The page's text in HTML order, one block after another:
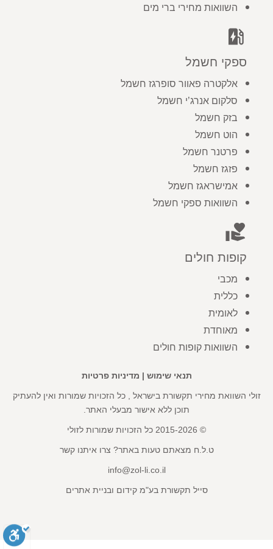
השוואות מחירי ברי מים
ev_station
ספקי חשמל
אלקטרה פאוור סופרגז חשמל
סלקום אנרג’י חשמל
בזק חשמל
הוט חשמל
פרטנר חשמל
פזגז חשמל
אמישראגז חשמל
השוואות ספקי חשמל
volunteer_activism
קופות חולים
מכבי
כללית
לאומית
מאוחדת
השוואות קופות חולים
תנאי שימוש | מדיניות פרטיות
זולי השוואת מחירי תקשורת בישראל , כל הזכויות שמורות ואין להעתיק
תוכן ללא אישור מבעלי האתר.
© 2015-2026 כל הזכויות שמורות לזולי
ט.ל.ח מצאתם טעות באתר? צרו איתנו קשר
info@zol-li.co.il
סייל תקשורת בע"מ קידום ובניית אתרים